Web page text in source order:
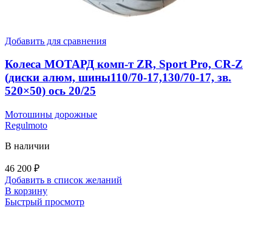
Добавить для сравнения
Колеса МОТАРД комп-т ZR, Sport Pro, CR-Z
(диски алюм, шины110/70-17,130/70-17, зв.
520×50) ось 20/25
Мотошины дорожные
Regulmoto
В наличии
46 200 ₽
Добавить в список желаний
В корзину
Быстрый просмотр